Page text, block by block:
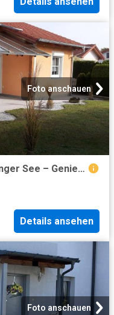
Foto anschauen
GARTENHAUS Traum am Puckinger See – Genieße Deine FREIZEIT im eigenen Haus
Details ansehen
Foto anschauen